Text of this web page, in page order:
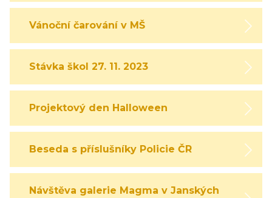
Vánoční čarování v MŠ
Stávka škol 27. 11. 2023
Projektový den Halloween
Beseda s příslušníky Policie ČR
Návštěva galerie Magma v Janských